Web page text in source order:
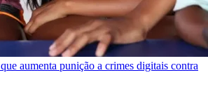
aumenta punição a crimes digitais contra